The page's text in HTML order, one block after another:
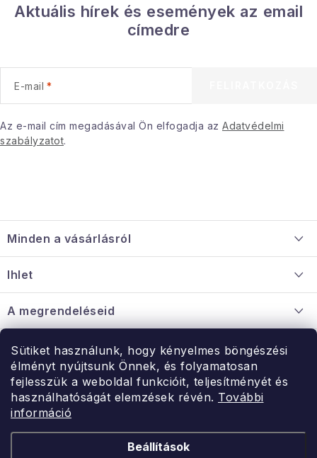
Sütiket használunk, hogy kényelmes böngészési
élményt nyújtsunk Önnek, és folyamatosan
fejlesszük a weboldal funkcióit, teljesítményét és
használhatóságát elemzések révén. További
információ
Beállítások
s
e
m
e
i
Aktuális hírek és események az email
címedre
E-mail
Az e-mail cím megadásával Ön elfogadja az Adatvédelmi
szabályzatot.
á
b
é
c
Minden a vásárlásról
Információ a mellékletről
Nagykereskedelmi együttműködés
Ihlet
A megrendeléseid
Érintkezés
Rendelésem
Érintkezés
Hé-Pé: 9:00-15:00
uzlet@modernvasarlas.hu
Kereskedelem feltételei